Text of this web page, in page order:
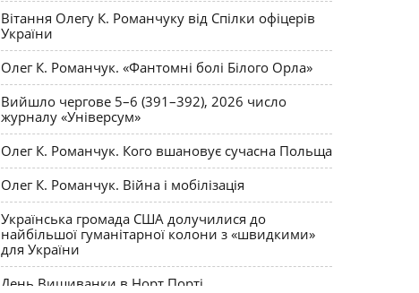
Анімальні типи в екологічній ситуації людського
соціуму ПОЛІТОЛОГІЯ
Вітання Олегу К. Романчуку від Спілки офіцерів
України
Олег К. Романчук. «Фантомні болі Білого Орла»
Вийшло чергове 5–6 (391–392), 2026 число
журналу «Універсум»
Олег К. Романчук. Кого вшановує сучасна Польща
Олег К. Романчук. Війна і мобілізація
Українська громада США долучилися до
найбільшої гуманітарної колони з «швидкими»
для України
День Вишиванки в Норт Порті